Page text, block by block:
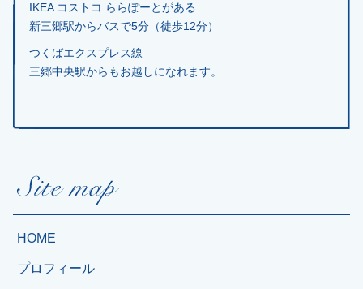
IKEA コストコ ららぽーとがある
新三郷駅からバスで5分（徒歩12分）
つくばエクスプレス線
三郷中央駅からもお越しになれます。
HOME
プロフィール